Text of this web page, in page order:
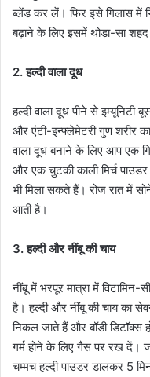
ब्लेंड कर लें। फिर इसे गिलास में
बढ़ाने के लिए इसमें थोड़ा-सा
2. हल्दी वाला दूध
हल्दी वाला दूध पीने से इम्यूनिटी
और एंटी-इन्फ्लेमेटरी गुण शरीर
वाला दूध बनाने के लिए आप एक
और एक चुटकी काली मिर्च
भी मिला सकते हैं। रोज रात में
आती है।
3. हल्दी और नींबू की चाय
नींबू में भरपूर मात्रा में
है। हल्दी और नींबू की चाय का
निकल जाते हैं और बॉडी डिटॉक्स
गर्म होने के लिए गैस पर रख दें।
चम्मच हल्दी पाउडर डालकर 5